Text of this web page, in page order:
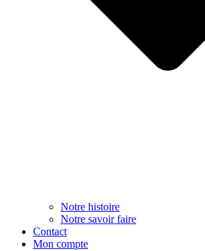
Notre histoire
Notre savoir faire
Contact
Mon compte